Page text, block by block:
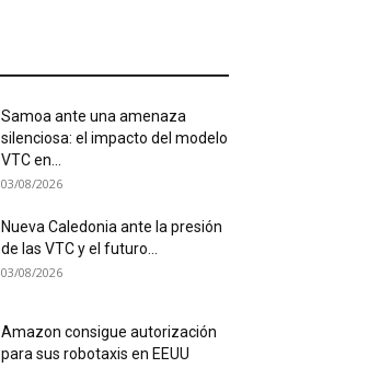
Samoa ante una amenaza
silenciosa: el impacto del modelo
VTC en...
03/08/2026
Nueva Caledonia ante la presión
de las VTC y el futuro...
03/08/2026
Amazon consigue autorización
para sus robotaxis en EEUU